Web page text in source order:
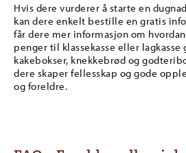
Hvis dere vurderer å starte en
kan dere enkelt bestille en gratis
får dere mer informasjon om
penger til klassekasse eller lagkasse
kakebokser, knekkebrød og
dere skaper fellesskap og gode
og foreldre.